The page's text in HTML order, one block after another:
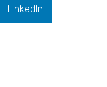
LinkedIn